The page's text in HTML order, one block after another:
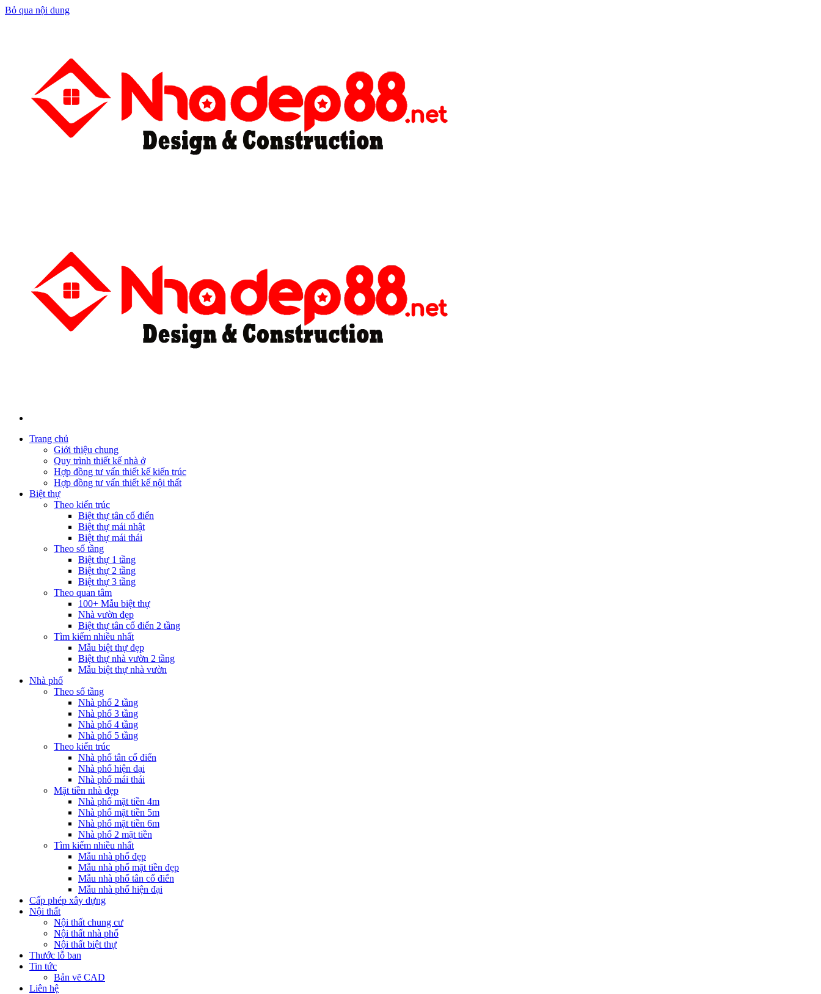
Bỏ qua nội dung
Trang chủ
Giới thiệu chung
Quy trình thiết kế nhà ở
Hợp đồng tư vấn thiết kế kiến trúc
Hợp đồng tư vấn thiết kế nội thất
Biệt thự
Theo kiến trúc
Biệt thự tân cổ điển
Biệt thự mái nhật
Biệt thự mái thái
Theo số tầng
Biệt thự 1 tầng
Biệt thự 2 tầng
Biệt thự 3 tầng
Theo quan tâm
100+ Mẫu biệt thự
Nhà vườn đẹp
Biệt thự tân cổ điển 2 tầng
Tìm kiếm nhiều nhất
Mẫu biệt thự đẹp
Biệt thự nhà vườn 2 tầng
Mẫu biệt thự nhà vườn
Nhà phố
Theo số tầng
Nhà phố 2 tầng
Nhà phố 3 tầng
Nhà phố 4 tầng
Nhà phố 5 tầng
Theo kiến trúc
Nhà phố tân cổ điển
Nhà phố hiện đại
Nhà phố mái thái
Mặt tiền nhà đẹp
Nhà phố mặt tiền 4m
Nhà phố mặt tiền 5m
Nhà phố mặt tiền 6m
Nhà phố 2 mặt tiền
Tìm kiếm nhiều nhất
Mẫu nhà phố đẹp
Mẫu nhà phố mặt tiền đẹp
Mẫu nhà phố tân cổ điển
Mẫu nhà phố hiện đại
Cấp phép xây dựng
Nội thất
Nội thất chung cư
Nội thất nhà phố
Nội thất biệt thự
Thước lỗ ban
Tin tức
Bản vẽ CAD
Liên hệ